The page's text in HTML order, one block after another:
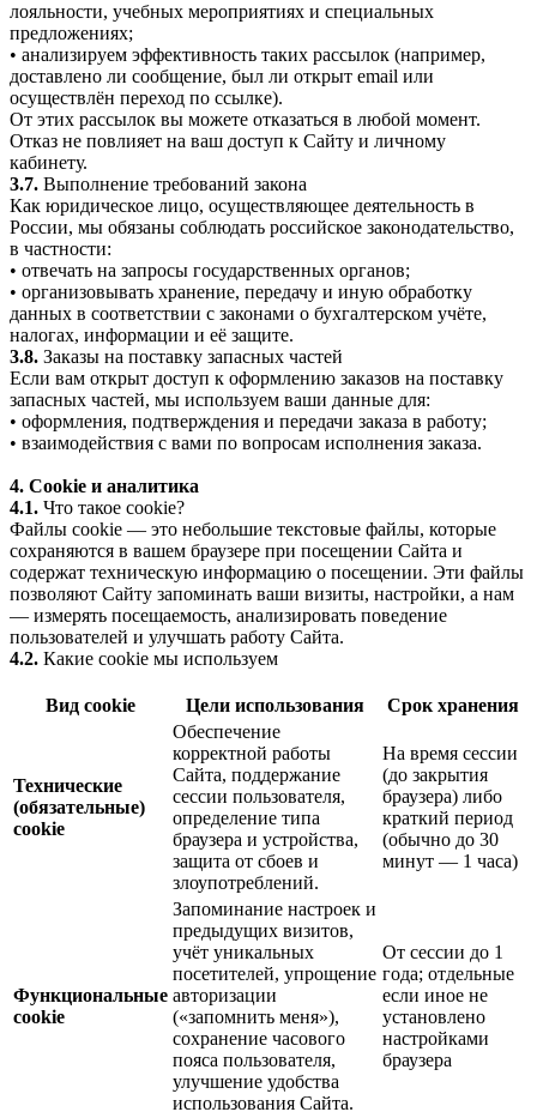
лояльности, учебных мероприятиях и специальных
предложениях;
• анализируем эффективность таких рассылок (например,
доставлено ли сообщение, был ли открыт email или
осуществлён переход по ссылке).
От этих рассылок вы можете отказаться в любой момент.
Отказ не повлияет на ваш доступ к Сайту и личному
кабинету.
3.7. Выполнение требований закона
Как юридическое лицо, осуществляющее деятельность в
России, мы обязаны соблюдать российское законодательство,
в частности:
• отвечать на запросы государственных органов;
• организовывать хранение, передачу и иную обработку
данных в соответствии с законами о бухгалтерском учёте,
налогах, информации и её защите.
3.8. Заказы на поставку запасных частей
Если вам открыт доступ к оформлению заказов на поставку
запасных частей, мы используем ваши данные для:
• оформления, подтверждения и передачи заказа в работу;
• взаимодействия с вами по вопросам исполнения заказа.
4. Cookie и аналитика
4.1. Что такое cookie?
Файлы cookie — это небольшие текстовые файлы, которые
сохраняются в вашем браузере при посещении Сайта и
содержат техническую информацию о посещении. Эти файлы
позволяют Сайту запоминать ваши визиты, настройки, а нам
— измерять посещаемость, анализировать поведение
пользователей и улучшать работу Сайта.
4.2. Какие cookie мы используем
Вид cookie Цели использования Срок хранения
Технические
(обязательные)
cookie
Обеспечение
корректной работы
Сайта, поддержание
сессии пользователя,
определение типа
браузера и устройства,
защита от сбоев и
злоупотреблений.
На время сессии
(до закрытия
браузера) либо
краткий период
(обычно до 30
минут — 1 часа)
Функциональные
cookie
Запоминание настроек и
предыдущих визитов,
учёт уникальных
посетителей, упрощение
авторизации
(«запомнить меня»),
сохранение часового
пояса пользователя,
улучшение удобства
использования Сайта.
От сессии до 1
года; отдельные
если иное не
установлено
настройками
браузера